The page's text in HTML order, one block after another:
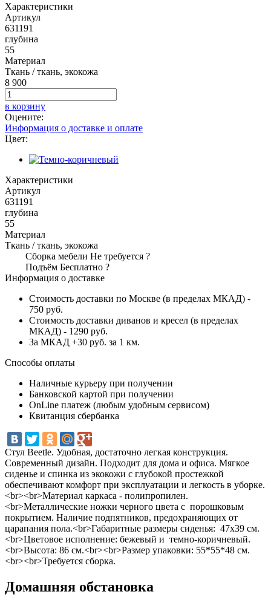
Характеристики
Артикул
631191
глубина
55
Материал
Ткань / ткань, экокожа
8 900
в корзину
Оцените:
Информация о доставке и оплате
Цвет:
Характеристики
Артикул
631191
глубина
55
Материал
Ткань / ткань, экокожа
Сборка мебели Не требуется ?
Подъём Бесплатно ?
Информация о доставке
Стоимость доставки по Москве (в пределах МКАД) -
750 руб.
Стоимость доставки диванов и кресел (в пределах
МКАД) - 1290 руб.
За МКАД +30 руб. за 1 км.
Способы оплаты
Наличные курьеру при получении
Банковской картой при получении
OnLine платеж (любым удобным сервисом)
Квитанция сбербанка
Стул Beetle. Удобная, достаточно легкая конструкция.
Современный дизайн. Подходит для дома и офиса. Мягкое
сиденье и спинка из экокожи с глубокой простежкой
обеспечивают комфорт при эксплуатации и легкость в уборке.
<br><br>Материал каркаса - полипропилен.
<br>Металлические ножки черного цвета с порошковым
покрытием. Наличие подпятников, предохраняющих от
царапания пола.<br>Габаритные размеры сиденья: 47х39 см.
<br>Цветовое исполнение: бежевый и темно-коричневый.
<br>Высота: 86 см.<br><br>Размер упаковки: 55*55*48 см.
<br><br>Требуется сборка.
Домашняя обстановка